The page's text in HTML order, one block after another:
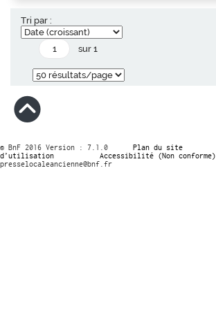
Tri par :
sur 1
© BnF 2016 Version : 7.1.0 Plan du site
d’utilisation
Accessibilité (Non conforme)
presselocaleancienne@bnf.fr